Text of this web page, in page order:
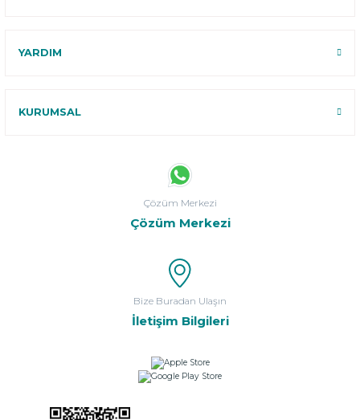
YARDIM
KURUMSAL
Çözüm Merkezi
Çözüm Merkezi
Bize Buradan Ulaşın
İletişim Bilgileri